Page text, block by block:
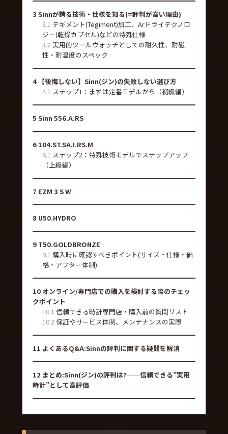
3 Sinnが誇る技術・仕様を知る(=評判が高い理由)
3.1 テギメント(Tegiment)加工、Arドライテクノロ
ジー(乾燥カプセル)などの特殊仕様
3.2実用的ツールウォッチとしての耐久性、耐磁
性・耐温度のスペック
4【後悔しない】Sinn(ジン)の失敗しない選び方
4.1 ステップ1：まずは定番モデルから（初級編）
5 Sinn 556.A.RS
6104.ST.SA.I.RS.M
6.1 ステップ2：特殊技術モデルでステップアップ
（上級編）
7 EZM 3 S W
8 U50.HYDRO
9T50.GOLDBRONZE
9.1 購入時に確認すべきポイント(サイズ・仕様・価
格・アフター体制)
10オンライン/専門店での購入を検討する際のチェッ
クポイント
10.1 信頼できる時計専門店・購入前の質問リスト
10.2保証やサービス体制、メンテナンスの実際
11 よくあるQ&A:Sinnの評判に関する疑問を解消
12 まとめ:Sinn(ジン)の評判は?──信頼できる”実用
時計”として高評価